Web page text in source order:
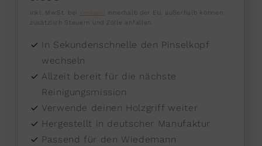
Preis
inkl. MwSt. bei Versand
innerhalb der EU, außerhalb können
zusätzlich Steuern und Zölle anfallen.
In Sekundenschnelle den Pinselkopf
wechseln
Allzeit bereit für die nächste
Reinigungsmission
Verwende deinen Holzgriff weiter
Hergestellt in deutscher Manufaktur
Passend für den Wiedemann